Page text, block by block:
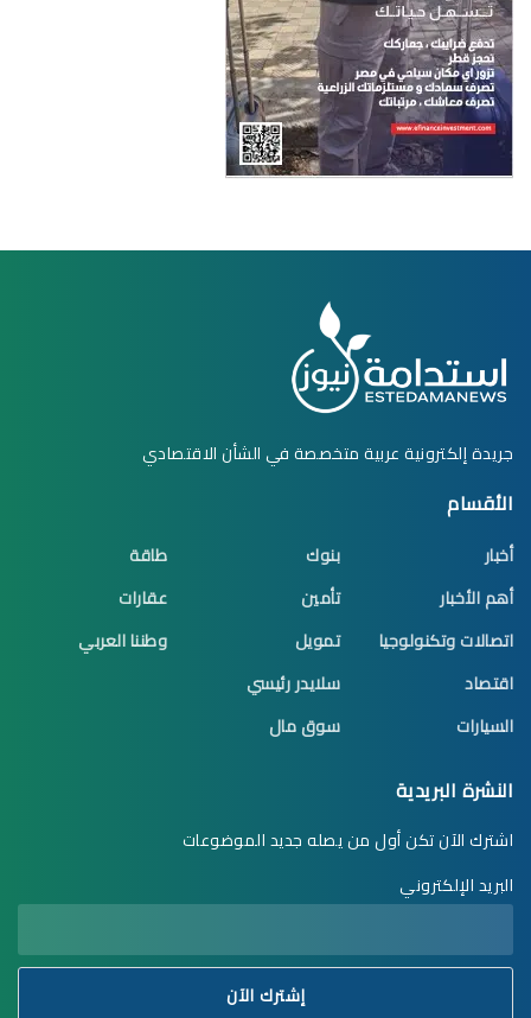
جريدة إلكترونية عربية متخصصة في الشأن الاقتصادي
الأقسام
أخبار
أهم الأخبار
اتصالات وتكنولوجيا
اقتصاد
السيارات
بنوك
تأمين
تمويل
سلايدر رئيسي
سوق مال
طاقة
عقارات
وطننا العربي
النشرة البريدية
اشترك الآن تكن أول من يصله جديد الموضوعات
البريد الإلكتروني